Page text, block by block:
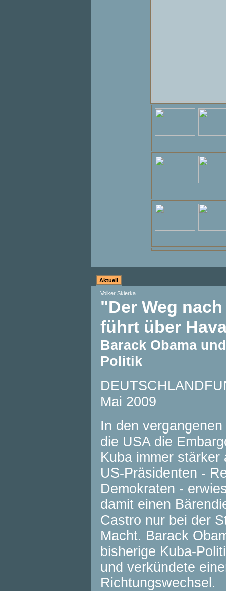
Aktuell
Volker Skierka
"Der Weg
führt über
Barack Obama
Politik
Mai 2009
In den
die USA die
Kuba immer stärker
US-Präsidenten -
Demokraten -
damit einen
Castro nur bei der
Macht. Barack
bisherige Kuba-
und verkündete
Richtungswechsel.